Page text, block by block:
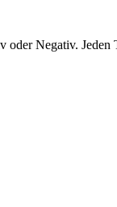
Negativ.